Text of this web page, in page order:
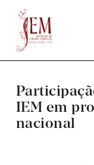
IEM em
nacional